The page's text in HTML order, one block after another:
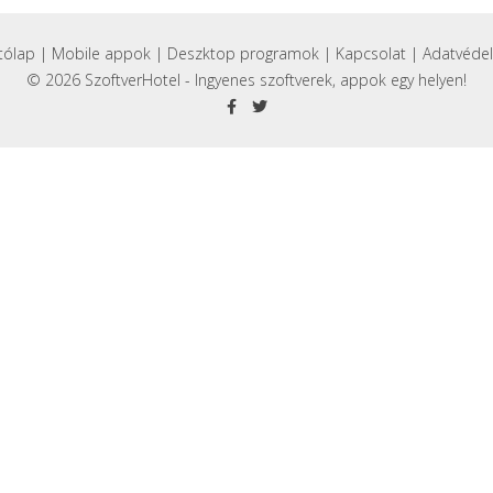
| Mobile appok | Deszktop programok | Kapcsolat |
© 2026 SzoftverHotel - Ingyenes szoftverek, appok egy helyen!